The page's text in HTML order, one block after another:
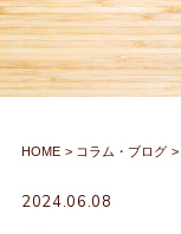
HOME コラム・ブログ
2024.06.08